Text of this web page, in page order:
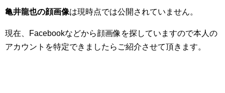
亀井龍也の顔画像は現時点では公開されていません。
現在、Facebookなどから顔画像を探していますので本人の
アカウントを特定できましたらご紹介させて頂きます。